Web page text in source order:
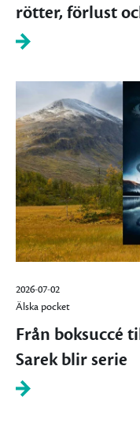
rötter, förlust
2026-07-02
Älska pocket
Från boksuccé
Sarek blir serie